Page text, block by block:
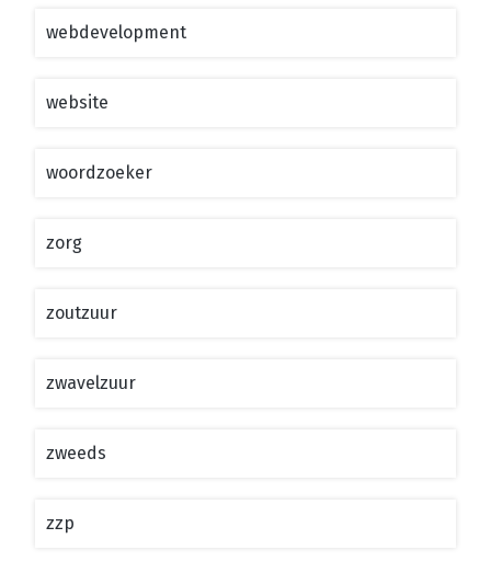
webdevelopment
website
woordzoeker
zorg
zoutzuur
zwavelzuur
zweeds
zzp